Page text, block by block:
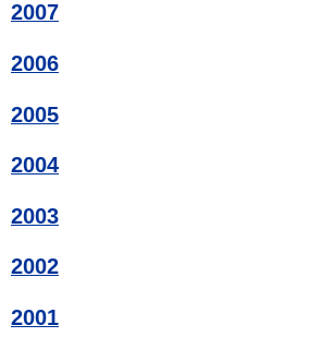
2007
2006
2005
2004
2003
2002
2001